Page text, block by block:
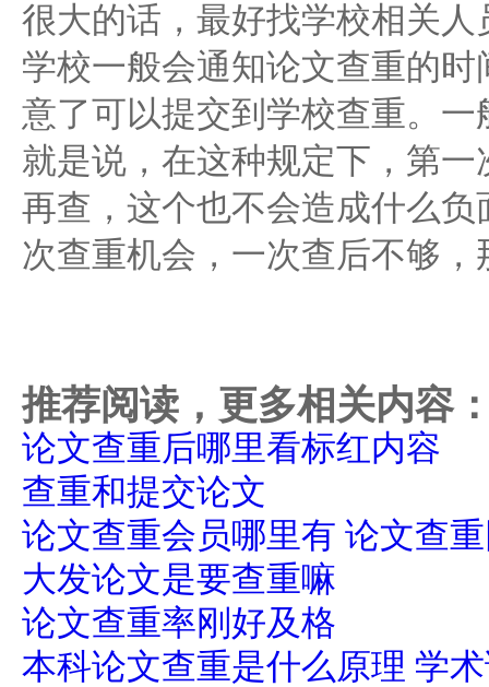
很大的话，最好找学校相关
学校一般会通知论文查重的
意了可以提交到学校查重。
就是说，在这种规定下，第
再查，这个也不会造成什么
次查重机会，一次查后不够
推荐阅读，更多相关内容
论文查重后哪里看标红内容
查重和提交论文
论文查重会员哪里有 论文查
大发论文是要查重嘛
论文查重率刚好及格
本科论文查重是什么原理 学